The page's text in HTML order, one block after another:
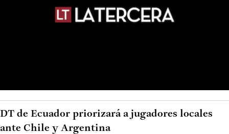
DT de Ecuador priorizará a jugadores locales
ante Chile y Argentina